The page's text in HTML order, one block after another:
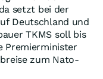
setzt bei der
Deutschland und
TKMS soll bis
Premierminister
zum Nato-